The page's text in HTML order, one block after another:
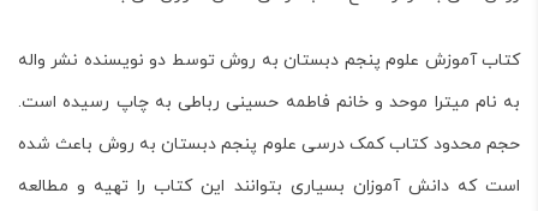
کتاب آموزش علوم پنجم دبستان به روش توسط دو نویسنده نشر واله
به نام میترا موحد و خانم فاطمه حسینی رباطی به چاپ رسیده است.
حجم محدود کتاب کمک درسی علوم پنجم دبستان به روش باعث شده
است که دانش آموزان بسیاری بتوانند این کتاب را تهیه و مطالعه